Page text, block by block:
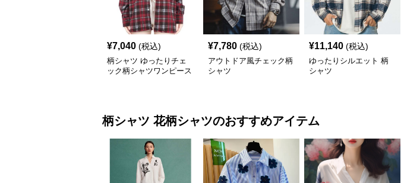
¥7,040 (税込)
柄シャツ ゆったりチェ
ック柄シャツワンピース
¥7,780 (税込)
アウトドア風チェック柄
シャツ
¥11,140 (税込)
ゆったりシルエット 柄
シャツ
柄シャツ 花柄シャツのおすすめアイテム